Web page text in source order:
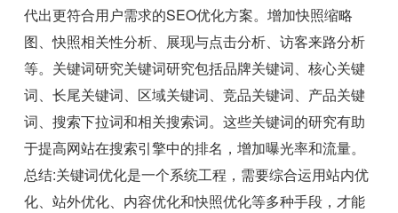
代出更符合用户需求的SEO优化方案。增加快照缩略
图、快照相关性分析、展现与点击分析、访客来路分析
等。关键词研究关键词研究包括品牌关键词、核心关键
词、长尾关键词、区域关键词、竞品关键词、产品关键
词、搜索下拉词和相关搜索词。这些关键词的研究有助
于提高网站在搜索引擎中的排名，增加曝光率和流量。
总结:关键词优化是一个系统工程，需要综合运用站内优
化、站外优化、内容优化和快照优化等多种手段，才能